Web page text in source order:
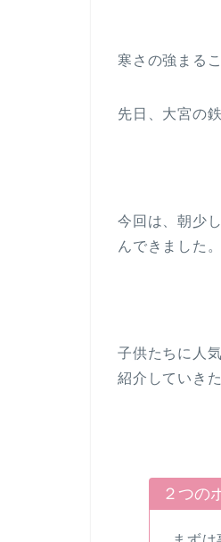
寒さの強まる
先日、大宮の
今回は、朝少
んできました。
子供たちに人
紹介していき
２つの